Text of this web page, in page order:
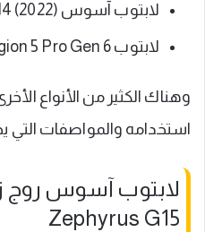
لابتوب آسوس ROG Zephyrus G14 (2022).
لابتوب Lenovo Legion 5 Pro Gen 6.
وهناك الكثير من الأنواع
استخدامه والمواصفات التي
Zephyrus G15